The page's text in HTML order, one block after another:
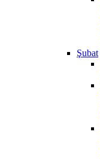
Şubat